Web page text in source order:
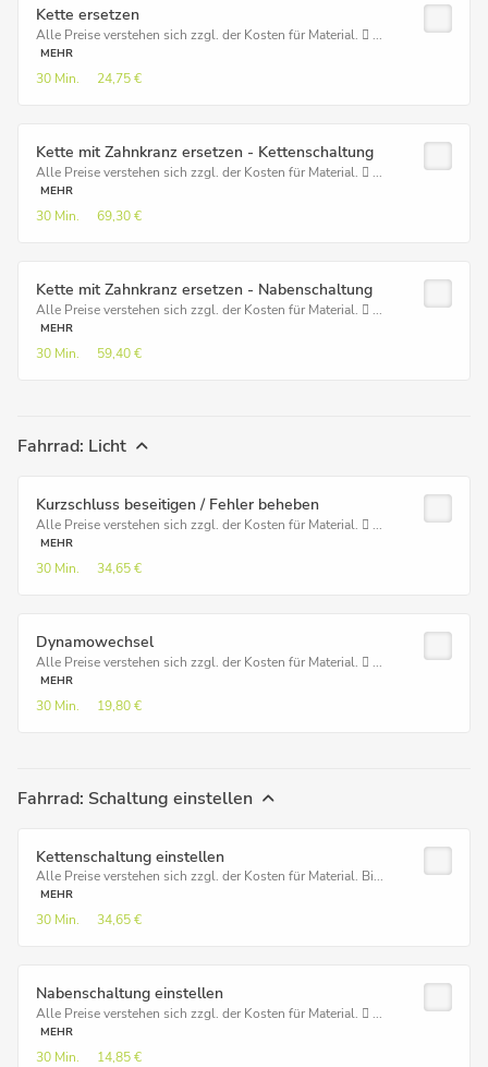
Kette ersetzen
Alle Preise verstehen sich zzgl. der Kosten für Material.  ...
MEHR
30 Min. 24,75 €
Kette mit Zahnkranz ersetzen - Kettenschaltung
Alle Preise verstehen sich zzgl. der Kosten für Material.  ...
MEHR
30 Min. 69,30 €
Kette mit Zahnkranz ersetzen - Nabenschaltung
Alle Preise verstehen sich zzgl. der Kosten für Material.  ...
MEHR
30 Min. 59,40 €
Fahrrad: Licht
Kurzschluss beseitigen / Fehler beheben
Alle Preise verstehen sich zzgl. der Kosten für Material.  ...
MEHR
30 Min. 34,65 €
Dynamowechsel
Alle Preise verstehen sich zzgl. der Kosten für Material.  ...
MEHR
30 Min. 19,80 €
Fahrrad: Schaltung einstellen
Kettenschaltung einstellen
Alle Preise verstehen sich zzgl. der Kosten für Material. Bi...
MEHR
30 Min. 34,65 €
Nabenschaltung einstellen
Alle Preise verstehen sich zzgl. der Kosten für Material.  ...
MEHR
30 Min. 14,85 €